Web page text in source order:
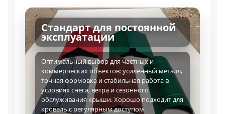
Стандарт для постоянной
эксплуатации
Оптимальный выбор для частных и
коммерческих объектов: усиленный металл,
точная формовка и стабильная работа в
условиях снега, ветра и сезонного
обслуживания крыши. Хорошо подходит для
кровель с регулярным доступом.